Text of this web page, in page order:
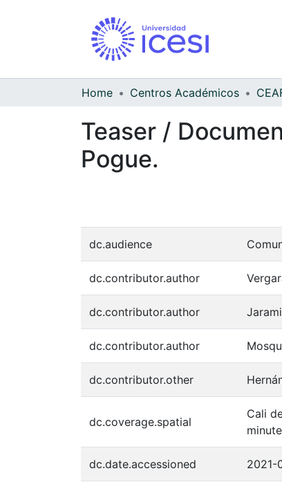
Home Centros Académicos
Teaser /
Pogue.
dc.audience
dc.contributor.author
dc.contributor.author
dc.contributor.author
dc.contributor.other
dc.coverage.spatial
Cali
dc.date.accessioned 2021-